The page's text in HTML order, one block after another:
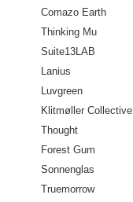
Comazo Earth
Thinking Mu
Suite13LAB
Lanius
Luvgreen
Klitmøller Collective
Thought
Forest Gum
Sonnenglas
Truemorrow